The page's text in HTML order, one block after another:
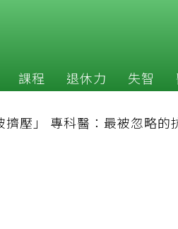
課程 退休力 失智
壓」 專科醫：最被忽略的